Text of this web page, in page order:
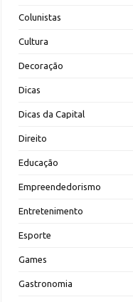
Colunistas
Cultura
Decoração
Dicas
Dicas da Capital
Direito
Educação
Empreendedorismo
Entretenimento
Esporte
Games
Gastronomia